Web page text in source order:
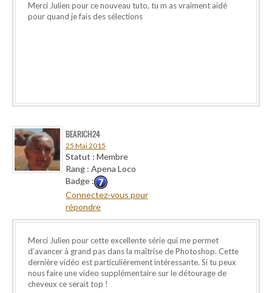
Merci Julien pour ce nouveau tuto, tu m as vraiment aidé
pour quand je fais des sélections
BEARICH24
25 Mai 2015
Statut : Membre
Rang : Apena Loco
Badge :
Connectez-vous pour
répondre
Merci Julien pour cette excellente série qui me permet
d’avancer à grand pas dans la maîtrise de Photoshop. Cette
dernière vidéo est particulièrement intéressante. Si tu peux
nous faire une video supplémentaire sur le détourage de
cheveux ce serait top !